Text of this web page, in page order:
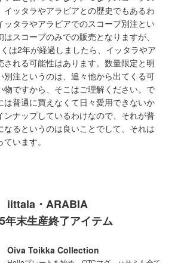
イッタラやアラビアとの歴史でもあるわ
ッタラやアラビアでのスコープ別注とい
スコープのみでの販売となりますが、
は2年が経過しましたら、イッタラやア
される可能性はあります。数量限定と明
別注というのは、追々他から出てくる可
物ですから、そこはご理解ください。で
は普通に買えなくて日々愛用できないか
ンナップしているわけなので、それが普
なるというのは良いことでして、それは
います。
iittala・ARABIA
年末生産終了アイテム
Oiva Toikka Collection